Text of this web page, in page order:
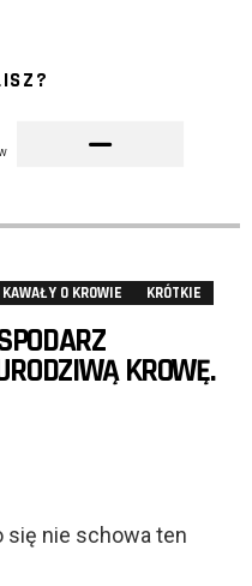
KAWAŁY O KROWIE KRÓTKIE
KROWĘ.
się nie schowa ten